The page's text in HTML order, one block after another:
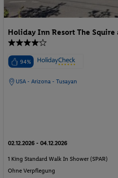
Holiday Inn Resort The Squire
94%
USA - Arizona - Tusayan
02.12.2026 - 04.12.2026
1 King Standard Walk In Shower (SPAR)
Ohne Verpflegung